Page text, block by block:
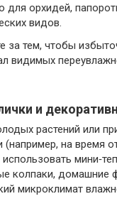
для орхидей,
видов.
за тем, чтобы
видимых
и
растений или
на время
колпаки, домашние
микроклимат